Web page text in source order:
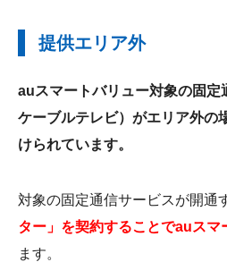
提供エリア外
auスマートバリュー対象の固定
ケーブルテレビ）がエリア外の
けられています。
対象の固定通信サービスが開通
ター」を契約することでauスマ
ます。